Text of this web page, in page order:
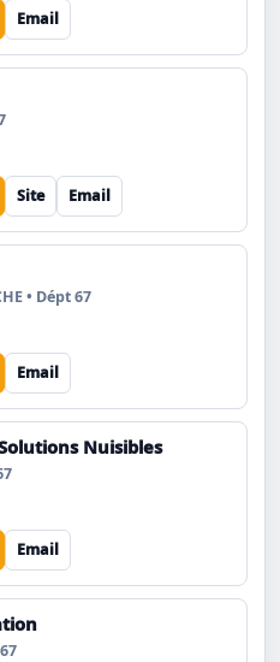
Email
Site Email
• Dépt 67
Email
Nuisibles
Email